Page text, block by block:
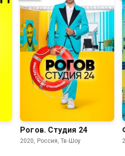
Рогов. Студия 24
2020, Россия, Тв-Шоу